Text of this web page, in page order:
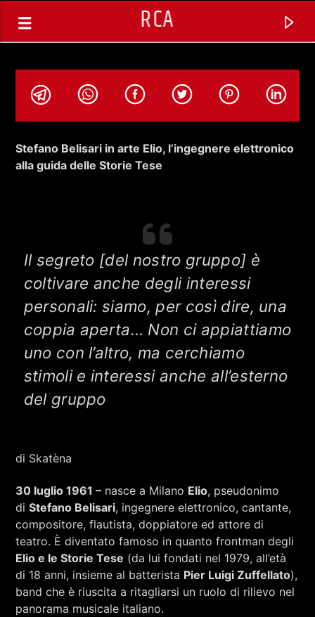
RCA
TRACCIA CORRENTE
THE POWER MORNING
RCA - Radio città aperta
+393401974468
Stefano Belisari in arte Elio, l’ingegnere elettronico
alla guida delle Storie Tese
Il segreto [del nostro gruppo] è
coltivare anche degli interessi
personali: siamo, per così dire, una
coppia aperta… Non ci appiattiamo
uno con l’altro, ma cerchiamo
stimoli e interessi anche all’esterno
del gruppo
di Skatèna
30 luglio 1961 – nasce a Milano Elio, pseudonimo
diStefano Belisari, ingegnere elettronico, cantante,
compositore, flautista, doppiatore ed attore di
teatro. È diventato famoso in quanto frontman degli
Elio e le Storie Tese (da lui fondati nel 1979, all’età
di 18 anni, insieme al batterista Pier Luigi Zuffellato),
band che è riuscita a ritagliarsi un ruolo di rilievo nel
panorama musicale italiano.